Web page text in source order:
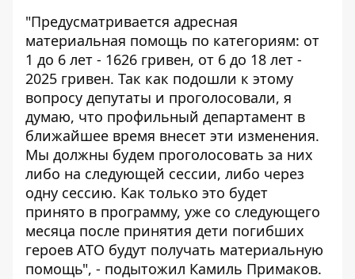
"Предусматривается адресная
материальная помощь по категориям: от
1 до 6 лет - 1626 гривен, от 6 до 18 лет -
2025 гривен. Так как подошли к этому
вопросу депутаты и проголосовали, я
думаю, что профильный департамент в
ближайшее время внесет эти изменения.
Мы должны будем проголосовать за них
либо на следующей сессии, либо через
одну сессию. Как только это будет
принято в программу, уже со следующего
месяца после принятия дети погибших
героев АТО будут получать материальную
помощь", - подытожил Камиль Примаков.